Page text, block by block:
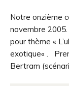
Notre onzième
novembre
pour thème «
exotique« .
Bertram